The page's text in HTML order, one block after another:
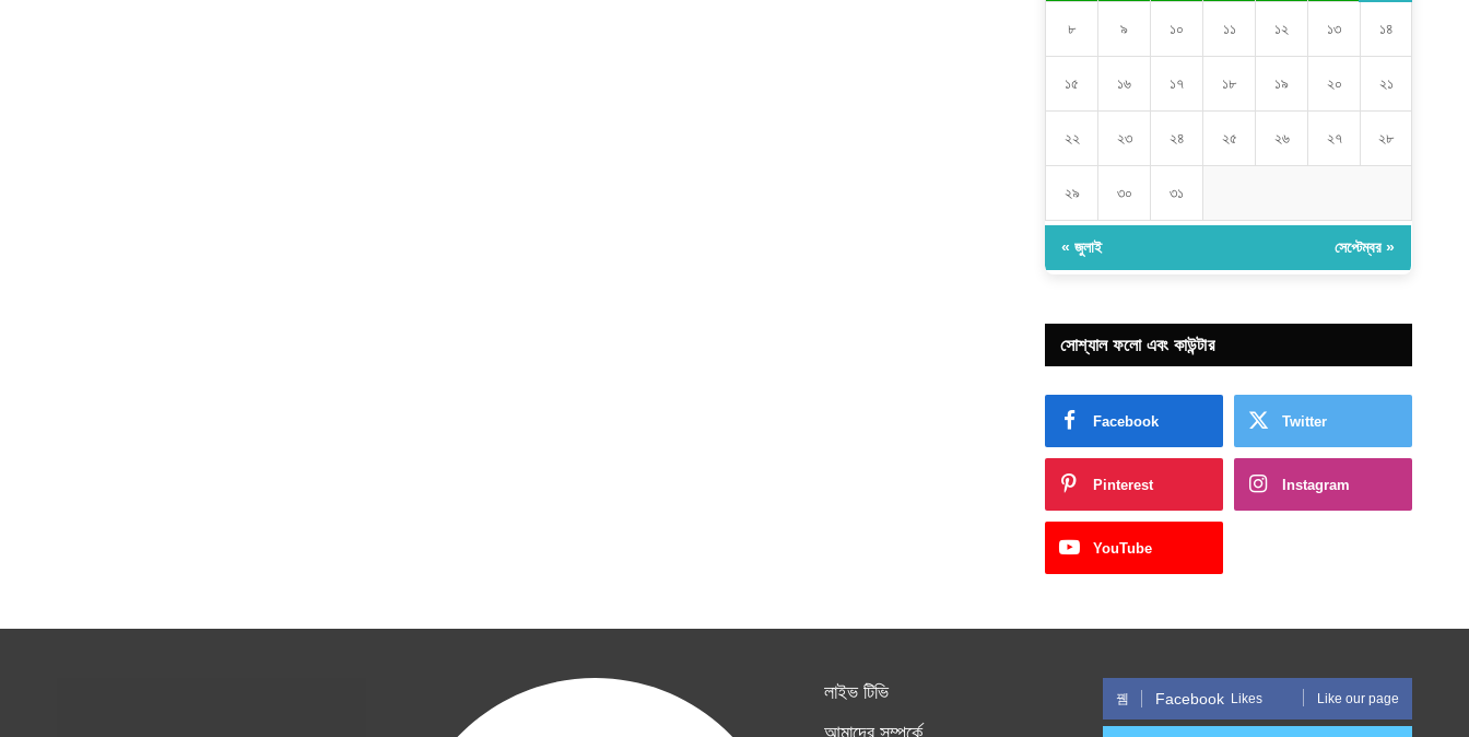
৮ ৯ ১০ ১১ ১২ ১৩ ১৪
১৫ ১৬ ১৭ ১৮ ১৯ ২০ ২১
২২ ২৩ ২৪ ২৫ ২৬ ২৭ ২৮
২৯ ৩০ ৩১
« জুলাই সেপ্টেম্বর »
সোশ্যাল ফলো এবং কাউন্টার
Facebook Twitter
Pinterest Instagram
YouTube
লাইভ টিভি
আমাদের সম্পর্কে
Facebook Likes Like our page